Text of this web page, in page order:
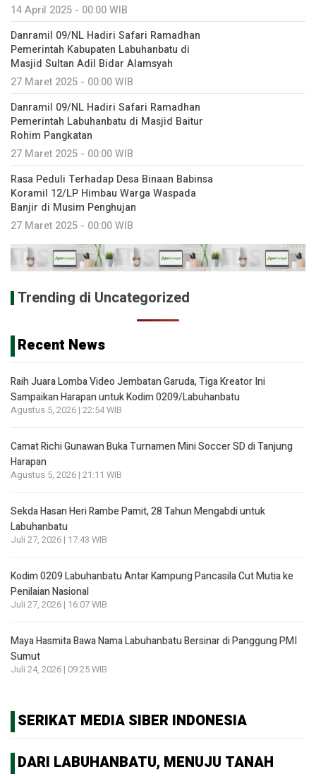
14 April 2025 - 00:00 WIB
Danramil 09/NL Hadiri Safari Ramadhan
Pemerintah Kabupaten Labuhanbatu di
Masjid Sultan Adil Bidar Alamsyah
27 Maret 2025 - 00:00 WIB
Danramil 09/NL Hadiri Safari Ramadhan
Pemerintah Labuhanbatu di Masjid Baitur
Rohim Pangkatan
27 Maret 2025 - 00:00 WIB
Rasa Peduli Terhadap Desa Binaan Babinsa
Koramil 12/LP Himbau Warga Waspada
Banjir di Musim Penghujan
27 Maret 2025 - 00:00 WIB
Trending di Uncategorized
Recent News
Raih Juara Lomba Video Jembatan Garuda, Tiga Kreator Ini
Sampaikan Harapan untuk Kodim 0209/Labuhanbatu
Agustus 5, 2026 | 22:54 WIB
Camat Richi Gunawan Buka Turnamen Mini Soccer SD di Tanjung
Harapan
Agustus 5, 2026 | 21:11 WIB
Sekda Hasan Heri Rambe Pamit, 28 Tahun Mengabdi untuk
Labuhanbatu
Juli 27, 2026 | 17:43 WIB
Kodim 0209 Labuhanbatu Antar Kampung Pancasila Cut Mutia ke
Penilaian Nasional
Juli 27, 2026 | 16:07 WIB
Maya Hasmita Bawa Nama Labuhanbatu Bersinar di Panggung PMI
Sumut
Juli 24, 2026 | 09:25 WIB
SERIKAT MEDIA SIBER INDONESIA
DARI LABUHANBATU, MENUJU TANAH